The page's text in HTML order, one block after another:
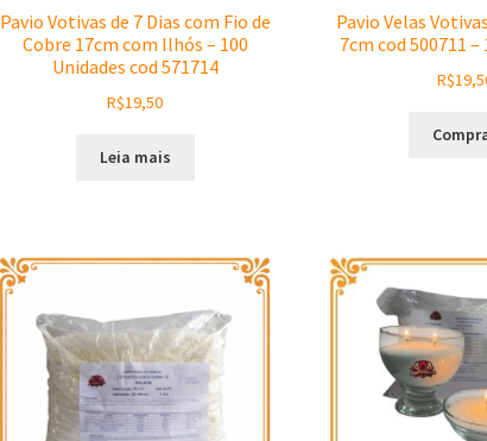
Pavio Votivas de 7 Dias com Fio de
Cobre 17cm com Ilhós – 100
Unidades cod 571714
R$19,50
Leia mais
Pavio Velas
7cm cod 500711 –
R$